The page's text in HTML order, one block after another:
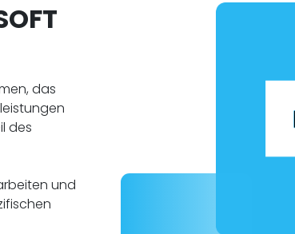
das
des
und